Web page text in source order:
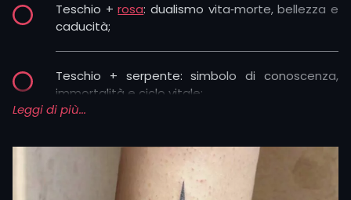
Teschio +rosa: dualismo vita‑morte, bellezza e
caducità;
Teschio + serpente: simbolo di conoscenza,
immortalità e ciclo vitale;
Teschio +farfalla: transizione dell’anima,
fragilità e rinnovamento;
Leggi di più...